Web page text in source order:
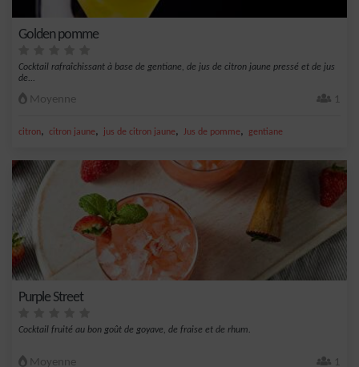
Golden pomme
Cocktail rafraîchissant à base de gentiane, de jus de citron jaune pressé et de jus
de...
Moyenne 1
citron, citron jaune, jus de citron jaune, Jus de pomme, gentiane
Purple Street
Cocktail fruité au bon goût de goyave, de fraise et de rhum.
Moyenne 1